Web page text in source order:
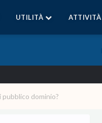
UTILITÀ ATTIVITÀ
dominio?